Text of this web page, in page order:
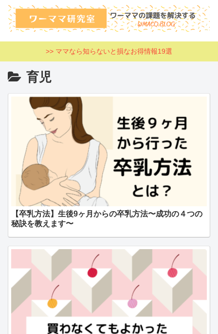
>> ママなら知らないと損なお得情報19選
育児
【卒乳方法】生後9ヶ月からの卒乳方法〜成功の４つの
秘訣を教えます〜